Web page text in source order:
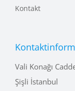
Kontakt
Vali Konağı
Şişli İstanbul